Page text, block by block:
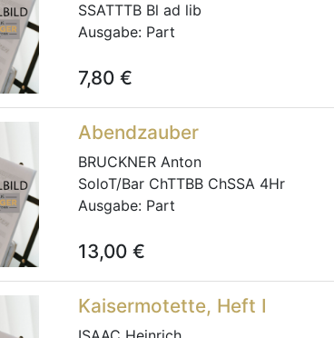
SSATTTB Bl ad lib
Ausgabe: Part
7,80 €
Abendzauber
BRUCKNER Anton
SoloT/Bar ChTTBB ChSSA 4Hr
Ausgabe: Part
13,00 €
Kaisermotette, Heft I